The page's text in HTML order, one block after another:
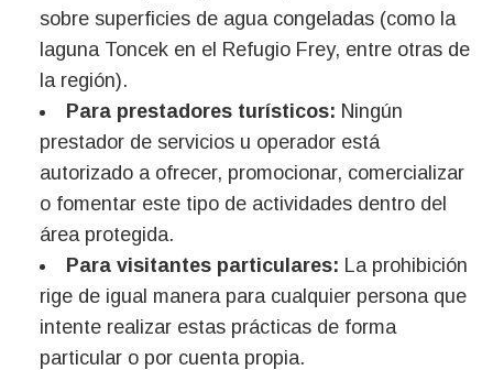
sobre superficies de agua congeladas (como la
laguna Toncek en el Refugio Frey, entre otras de
la región).
Para prestadores turísticos: Ningún
prestador de servicios u operador está
autorizado a ofrecer, promocionar, comercializar
o fomentar este tipo de actividades dentro del
área protegida.
Para visitantes particulares: La prohibición
rige de igual manera para cualquier persona que
intente realizar estas prácticas de forma
particular o por cuenta propia.